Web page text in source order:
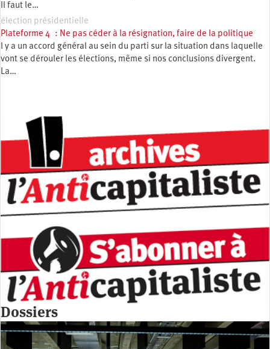
Il faut le…
élection présidentielle
Plateforme 4 : Ne pas céder à la résignation, faire de la politique
l y a un accord général au sein du parti sur la situation dans laquelle
vont se dérouler les élections, même si nos conclusions divergent.
La…
Dossiers